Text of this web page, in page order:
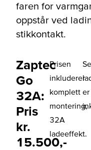
faren for
oppstår ved
stikkontakt.
Zaptec
Go
32A:
Pris
kr.
15.500,-
Prisen
inkluderer
komplett
montering,
32A
ladeeffekt.